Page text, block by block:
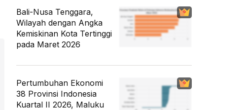
Bali-Nusa Tenggara,
Wilayah dengan Angka
Kemiskinan Kota Tertinggi
pada Maret 2026
Pertumbuhan Ekonomi
38 Provinsi Indonesia
Kuartal II 2026, Maluku